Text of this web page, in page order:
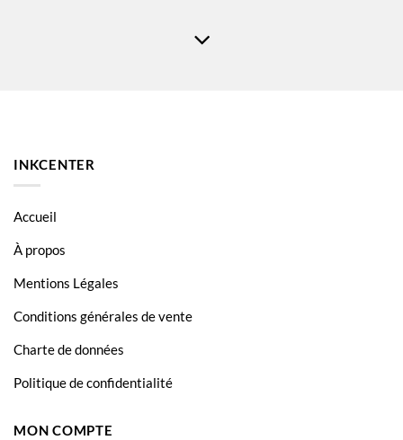
INKCENTER
Accueil
À propos
Mentions Légales
Conditions générales de vente
Charte de données
Politique de confidentialité
MON COMPTE